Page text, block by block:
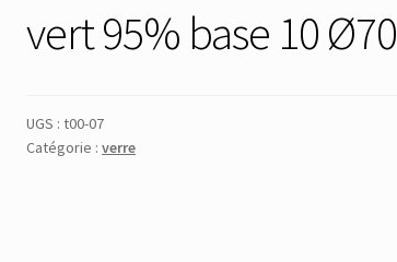
vert 95% base 10 Ø70
UGS :t00-07
Catégorie :verre